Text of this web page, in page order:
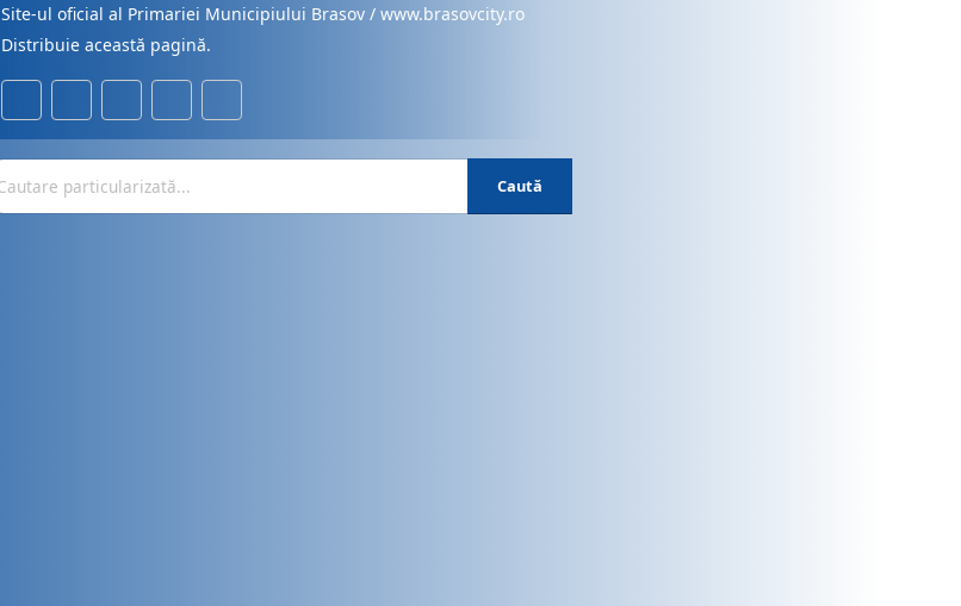
Site-ul oficial al Primariei Municipiului Brasov / www.brasovcity.ro
Distribuie această pagină.
Caută